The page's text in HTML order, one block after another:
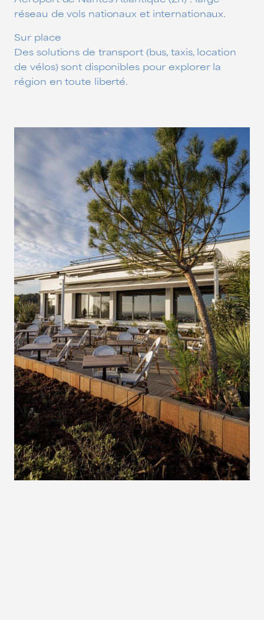
réseau de vols nationaux et internationaux.
Sur place
Des solutions de transport (bus, taxis, location
de vélos) sont disponibles pour explorer la
région en toute liberté.